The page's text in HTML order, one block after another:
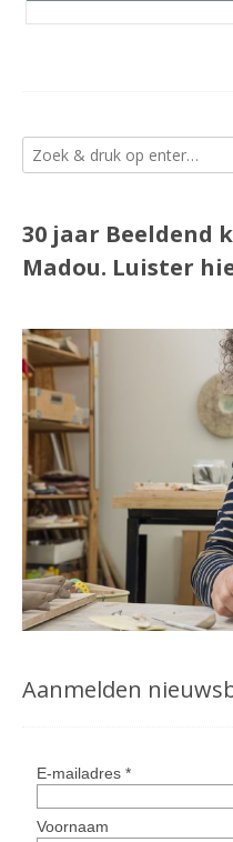
30 jaar Beeldend
Madou. Luister
Aanmelden